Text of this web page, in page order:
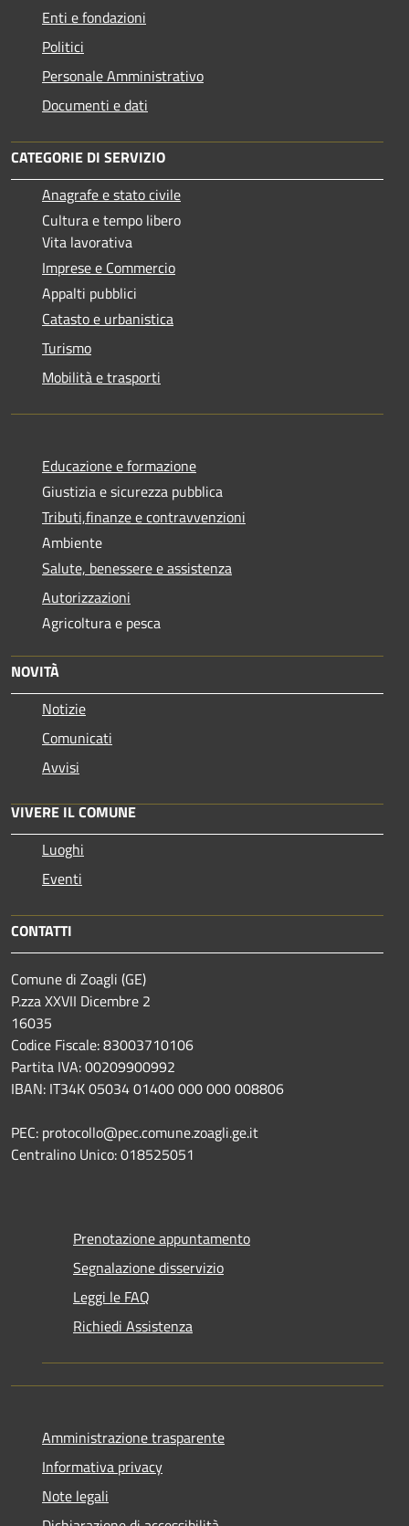
Enti e fondazioni
Politici
Personale Amministrativo
Documenti e dati
CATEGORIE DI SERVIZIO
Anagrafe e stato civile
Cultura e tempo libero
Vita lavorativa
Imprese e Commercio
Appalti pubblici
Catasto e urbanistica
Turismo
Mobilità e trasporti
Educazione e formazione
Giustizia e sicurezza pubblica
Tributi,finanze e contravvenzioni
Ambiente
Salute, benessere e assistenza
Autorizzazioni
Agricoltura e pesca
NOVITÀ
Notizie
Comunicati
Avvisi
VIVERE IL COMUNE
Luoghi
Eventi
CONTATTI
Comune di Zoagli (GE)
P.zza XXVII Dicembre 2
16035
Codice Fiscale: 83003710106
Partita IVA: 00209900992
IBAN: IT34K 05034 01400 000 000 008806
PEC: protocollo@pec.comune.zoagli.ge.it
Centralino Unico: 018525051
Prenotazione appuntamento
Segnalazione disservizio
Leggi le FAQ
Richiedi Assistenza
Amministrazione trasparente
Informativa privacy
Note legali